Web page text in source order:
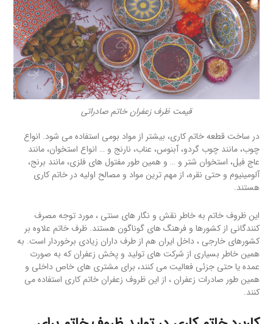
قیمت ظرف زعفران خاتم صادراتی
در ساخت قطعه خاتم کاری، بیشتر از مواد بومی استفاده می شود. انواع
چوب، مانند چوب گردو، آبنوس، عناب، نارنج و … انواع استخوان، مانند
عاج فیل، استخوان شتر و … و همین طور مفتول های فلزی، مانند برنج،
آلومینیوم و حتی نقره، از مهم ترین مواد و مصالح اولیه در خاتم کاری
هستند.
این ظروف خاتم به خاطر نقش و نگار های سنتی ، مورد توجه مصرف
کنندگانی از کشورها و فرهنگ های گوناگون هستند. ظرف خاتم علاوه بر
کشورهای خارجی ، داخل ایران هم از طرف داران زیادی برخوردار است. به
همین خاطر بسیاری از شرکت های تولید و پخش زعفران که به صورت
عمده یا حتی جزئی فعالیت می کنند، برای مشتری های خاص داخلی و
همین طور صادرات زعفران ، از این ظروف زعفران خاتم کاری استفاده می
کنند.